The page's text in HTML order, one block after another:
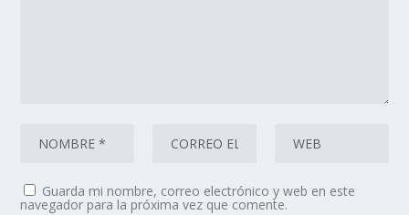
Guarda mi nombre, correo electrónico y web en este
navegador para la próxima vez que comente.